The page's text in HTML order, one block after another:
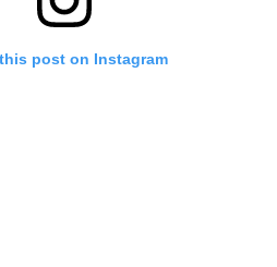
post on Instagram